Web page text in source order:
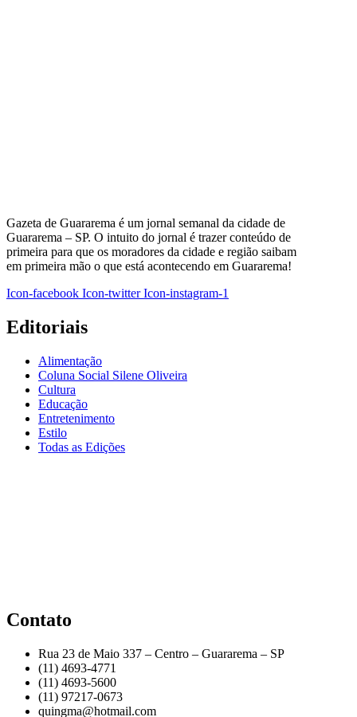
Gazeta de Guararema é um jornal semanal da cidade de
Guararema – SP. O intuito do jornal é trazer conteúdo de
primeira para que os moradores da cidade e região saibam
em primeira mão o que está acontecendo em Guararema!
Icon-facebook Icon-twitter Icon-instagram-1
Editoriais
Alimentação
Coluna Social Silene Oliveira
Cultura
Educação
Entretenimento
Estilo
Todas as Edições
Contato
Rua 23 de Maio 337 – Centro – Guararema – SP
(11) 4693-4771
(11) 4693-5600
(11) 97217-0673
quingma@hotmail.com